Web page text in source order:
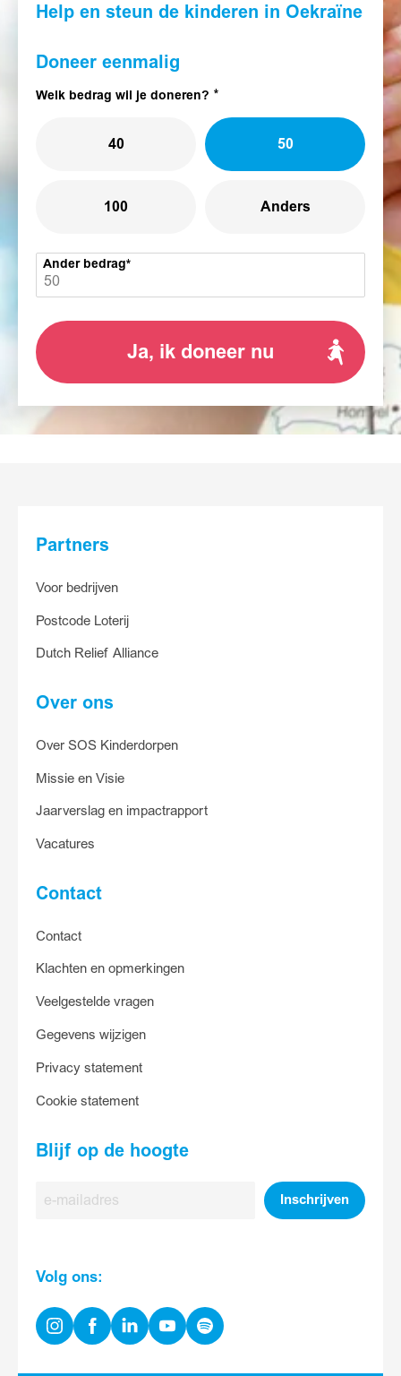
Help en steun de kinderen in Oekraïne
Doneer eenmalig
Welk bedrag wil je doneren?
40 50
100 Anders
Ander bedrag
Ja, ik doneer nu
Partners
Voor bedrijven
Postcode Loterij
Dutch Relief Alliance
Over ons
Over SOS Kinderdorpen
Missie en Visie
Jaarverslag en impactrapport
Vacatures
Contact
Contact
Klachten en opmerkingen
Veelgestelde vragen
Gegevens wijzigen
Privacy statement
Cookie statement
Blijf op de hoogte
E-
Inschrijven
Volg ons:
InstagramFacebookLinkedinYoutubeSpotify